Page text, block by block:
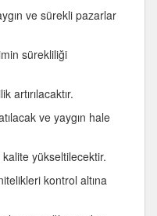
ve sürekli pazarlar
sürekliliği
ve yaygın hale
yükseltilecektir.
kontrol altına